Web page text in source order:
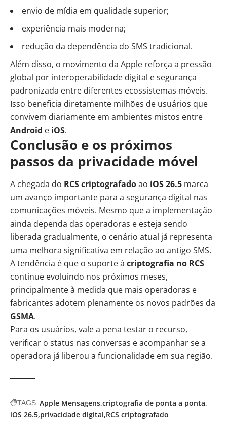
envio de mídia em qualidade superior;
experiência mais moderna;
redução da dependência do SMS tradicional.
Além disso, o movimento da Apple reforça a pressão
global por interoperabilidade digital e segurança
padronizada entre diferentes ecossistemas móveis.
Isso beneficia diretamente milhões de usuários que
convivem diariamente em ambientes mistos entre
Android e iOS.
Conclusão e os próximos
passos da privacidade móvel
A chegada do RCS criptografadoao iOS 26.5 marca
um avanço importante para a segurança digital nas
comunicações móveis. Mesmo que a implementação
ainda dependa das operadoras e esteja sendo
liberada gradualmente, o cenário atual já representa
uma melhora significativa em relação ao antigo SMS.
A tendência é que o suporte à criptografia no RCS
continue evoluindo nos próximos meses,
principalmente à medida que mais operadoras e
fabricantes adotem plenamente os novos padrões da
GSMA.
Para os usuários, vale a pena testar o recurso,
verificar o status nas conversas e acompanhar se a
operadora já liberou a funcionalidade em sua região.
TAGS: Apple Mensagens criptografia de ponta a ponta
iOS 26.5 privacidade digital RCS criptografado